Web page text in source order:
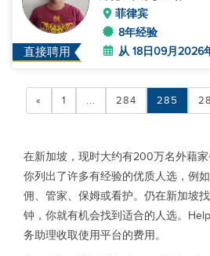
直接聘用
菲律宾
8年经验
从 18日09月2026
« 1 ... 284 285
在新加坡，现时大约有200万名外藉
你列出了许多有经验的优质人选，例
佣、管家、保姆或看护。仍在新加坡
钟，你就有机会找到适合的人选。
务助理收取使用平台的费用。